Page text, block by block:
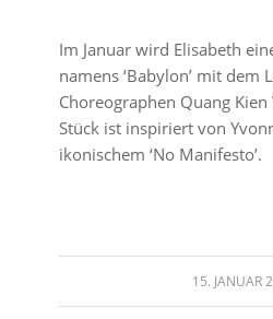
Im Januar wird Elisabeth
namens ‘Babylon’ mit dem
Choreographen Quang
Stück ist inspiriert von
ikonischem ‘No Manifesto’.
15. JANUAR